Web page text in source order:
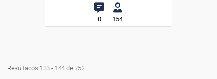
0 154
Resultados 133 - 144 de 752